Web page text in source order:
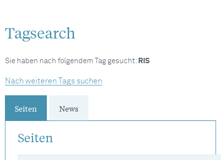
Tagsearch
Sie haben nach folgendem Tag gesucht: RIS
Nach weiteren Tags suchen
Seiten News
Seiten